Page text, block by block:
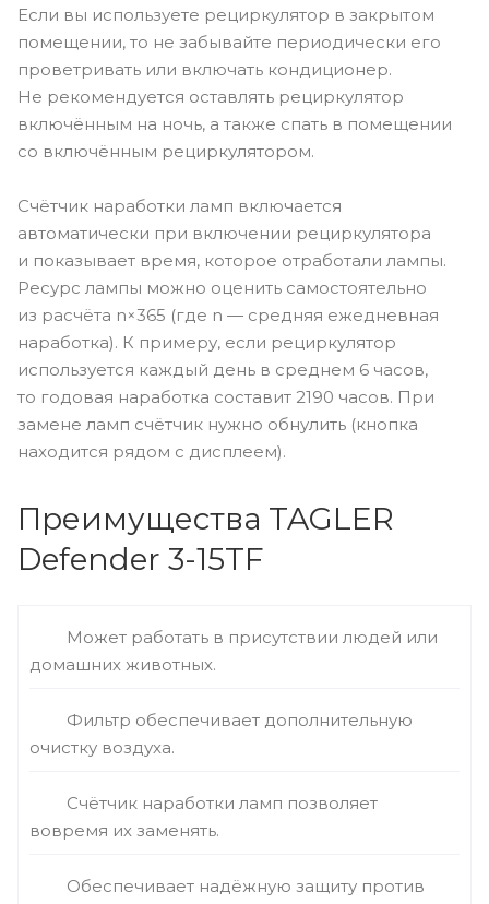
Если вы используете рециркулятор в закрытом
помещении, то не забывайте периодически его
проветривать или включать кондиционер.
Не рекомендуется оставлять рециркулятор
включённым на ночь, а также спать в помещении
со включённым рециркулятором.
Счётчик наработки ламп включается
автоматически при включении рециркулятора
и показывает время, которое отработали лампы.
Ресурс лампы можно оценить самостоятельно
из расчёта n×365 (где n — средняя ежедневная
наработка). К примеру, если рециркулятор
используется каждый день в среднем 6 часов,
то годовая наработка составит 2190 часов. При
замене ламп счётчик нужно обнулить (кнопка
находится рядом с дисплеем).
Преимущества TAGLER
Defender 3-15TF
Может работать в присутствии людей или
домашних животных.
Фильтр обеспечивает дополнительную
очистку воздуха.
Счётчик наработки ламп позволяет
вовремя их заменять.
Обеспечивает надёжную защиту против